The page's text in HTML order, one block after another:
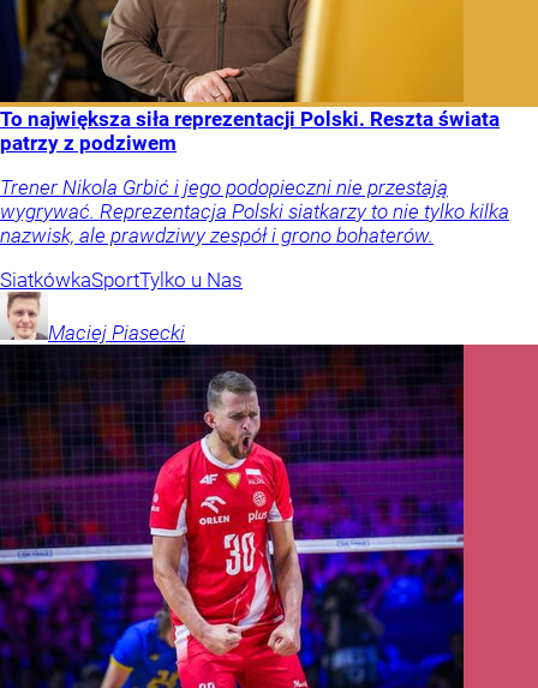
To największa siła reprezentacji Polski. Reszta świata
patrzy z podziwem
Trener Nikola Grbić i jego podopieczni nie przestają
wygrywać. Reprezentacja Polski siatkarzy to nie tylko kilka
nazwisk, ale prawdziwy zespół i grono bohaterów.
SiatkówkaSportTylko u Nas
Maciej Piasecki